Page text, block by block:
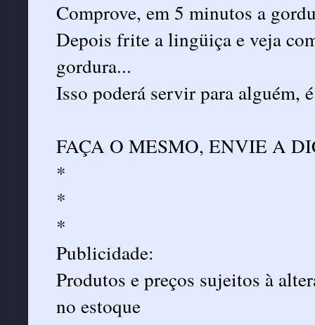
Comprove, em 5 minutos a
Depois frite a lingüiça e veja
gordura...
Isso poderá servir para alguém,
FAÇA O MESMO, ENVIE A
*
*
*
Publicidade:
Produtos e preços sujeitos à
no estoque